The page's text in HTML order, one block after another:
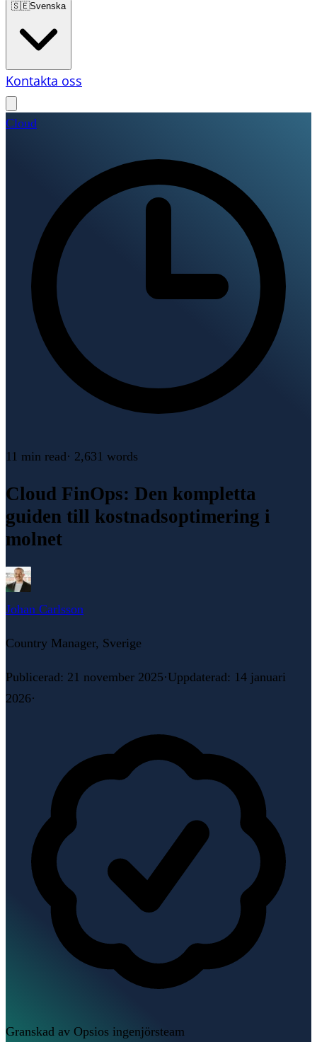
🇸🇪Svenska
Kontakta oss
Cloud
11 min read· 2,631 words
Cloud FinOps: Den kompletta
guiden till kostnadsoptimering i
molnet
Johan Carlsson
Country Manager, Sverige
Publicerad: 21 november 2025·Uppdaterad: 14 januari
2026·
Granskad av Opsios ingenjörsteam